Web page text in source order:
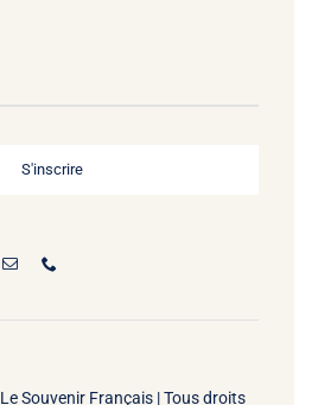
S'inscrire
Le Souvenir Français | Tous droits